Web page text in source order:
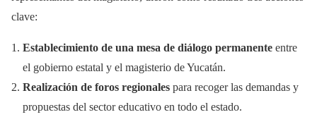
clave:
Establecimiento de una mesa de diálogo permanente entre
el gobierno estatal y el magisterio de Yucatán.
Realización de foros regionales para recoger las demandas y
propuestas del sector educativo en todo el estado.